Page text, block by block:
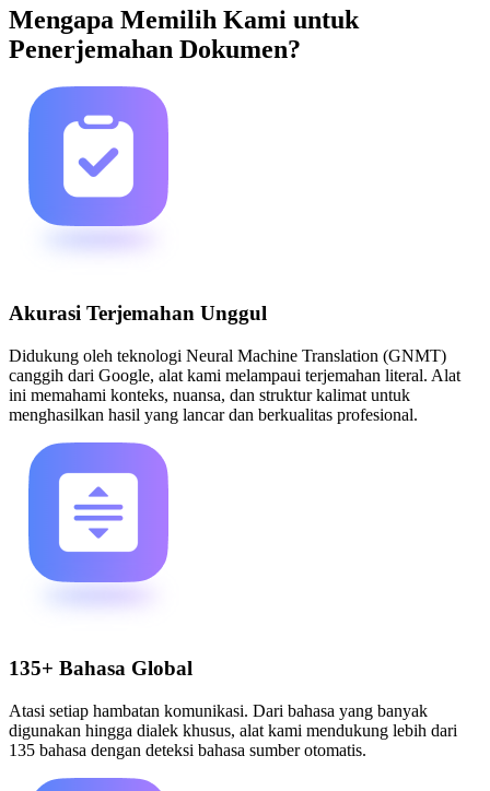
Mengapa Memilih Kami untuk
Penerjemahan Dokumen?
Akurasi Terjemahan Unggul
Didukung oleh teknologi Neural Machine Translation (GNMT)
canggih dari Google, alat kami melampaui terjemahan literal. Alat
ini memahami konteks, nuansa, dan struktur kalimat untuk
menghasilkan hasil yang lancar dan berkualitas profesional.
135+ Bahasa Global
Atasi setiap hambatan komunikasi. Dari bahasa yang banyak
digunakan hingga dialek khusus, alat kami mendukung lebih dari
135 bahasa dengan deteksi bahasa sumber otomatis.